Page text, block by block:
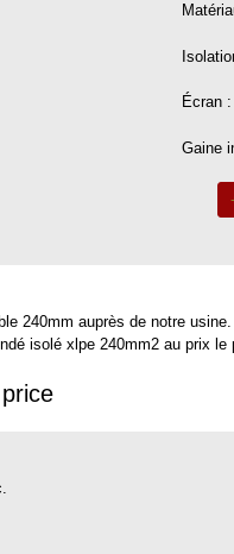
Écran
Gaine
240mm auprès de notre
isolé xlpe 240mm2 au prix le